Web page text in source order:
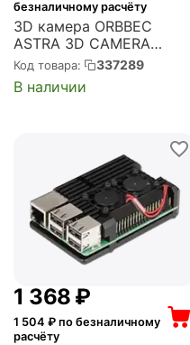
безналичному расчёту
3D камера ORBBEC
ASTRA 3D CAMERA
REVISION 4.0 (OBAstra)
Код товара: 337289
В наличии
1 368 ₽
1 504 ₽ по безналичному
расчёту